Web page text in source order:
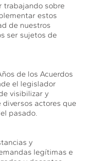
trabajando sobre
estos
de nuestros
ser sujetos de
de los Acuerdos
el legislador
visibilizar y
actores que
pasado.
y
legítimas e